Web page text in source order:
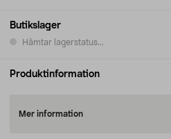
Butikslager
Hämtar lagerstatus...
Produktinformation
Mer information